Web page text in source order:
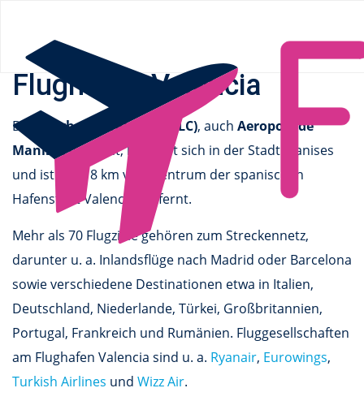
Flughafen Valencia
Der Flughafen Valencia (VLC), auch Aeroport de
Manisesgenannt, befindet sich in der Stadt Manises
und ist etwa 8 km vom Zentrum der spanischen
Hafenstadt Valencia entfernt.
Mehr als 70 Flugziele gehören zum Streckennetz,
darunter u. a. Inlandsflüge nach Madrid oder Barcelona
sowie verschiedene Destinationen etwa in Italien,
Deutschland, Niederlande, Türkei, Großbritannien,
Portugal, Frankreich und Rumänien. Fluggesellschaften
am Flughafen Valencia sind u. a. Ryanair, Eurowings,
Turkish Airlines und Wizz Air.